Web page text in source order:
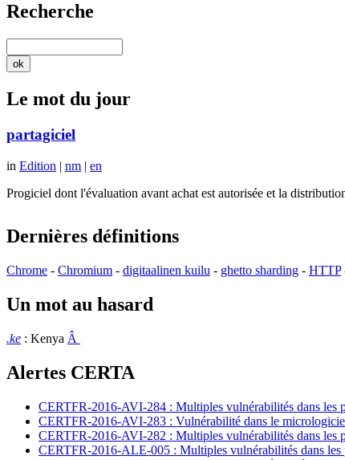
Recherche
Le mot du jour
partagiciel
in Edition | nm | en
Progiciel dont l'évaluation avant achat est autorisée et la
Dernières définitions
Chrome - Chromium - digitaalinen kuilu - ghetto sharding - HTTP
Un mot au hasard
.ke : Kenya Â
Alertes CERTA
CERTFR-2016-AVI-284 : Multiples vulnérabilités dans les
CERTFR-2016-AVI-283 : Vulnérabilité dans le
CERTFR-2016-AVI-282 : Multiples vulnérabilités dans les
CERTFR-2016-ALE-005 : Multiples vulnérabilités dans les